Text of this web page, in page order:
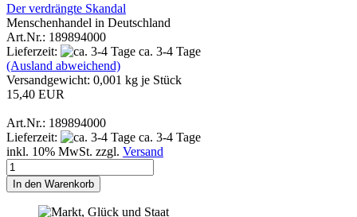
Der verdrängte Skandal
Menschenhandel in Deutschland
Art.Nr.: 189894000
Lieferzeit:
ca. 3-4 Tage
(Ausland abweichend)
Versandgewicht: 0,001 kg je Stück
15,40 EUR
Art.Nr.: 189894000
Lieferzeit:
ca. 3-4 Tage
inkl. 10% MwSt. zzgl. Versand
In den Warenkorb